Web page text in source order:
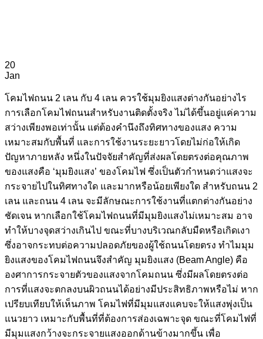
20
Jan
โคมไฟถนน 2 เลน กับ 4 เลน ควรใช้มุมยิงแสงต่างกันอย่างไร
การเลือกโคมไฟถนนสำหรับงานติดตั้งจริง ไม่ได้ขึ้นอยู่แค่ความ
สว่างเพียงพอเท่านั้น แต่ต้องคำนึงถึงทิศทางของแสง ความ
เหมาะสมกับพื้นที่ และการใช้งานระยะยาวโดยไม่ก่อให้เกิด
ปัญหาภายหลัง หนึ่งในปัจจัยสำคัญที่ส่งผลโดยตรงต่อคุณภาพ
ของแสงคือ ‘มุมยิงแสง’ ของโคมไฟ ซึ่งเป็นตัวกำหนดว่าแสงจะ
กระจายไปในทิศทางใด และมากหรือน้อยเพียงใด สำหรับถนน 2
เลน และถนน 4 เลน จะมีลักษณะการใช้งานที่แตกต่างกันอย่าง
ชัดเจน หากเลือกใช้โคมไฟถนนที่มีมุมยิงแสงไม่เหมาะสม อาจ
ทำให้บางจุดสว่างเกินไป ขณะที่บางบริเวณกลับมืดหรือเกิดเงา
ซึ่งอาจกระทบต่อความปลอดภัยของผู้ใช้ถนนโดยตรง ทำไมมุม
ยิงแสงของโคมไฟถนนจึงสำคัญ มุมยิงแสง (Beam Angle) คือ
องศาการกระจายตัวของแสงจากโคมถนน ซึ่งมีผลโดยตรงต่อ
การที่แสงจะตกลงบนผิวถนนได้อย่างมีประสิทธิภาพหรือไม่ หาก
เปรียบเทียบให้เห็นภาพ โคมไฟที่มีมุมแสงแคบจะให้แสงพุ่งเป็น
แนวยาว เหมาะกับพื้นที่ที่ต้องการส่องเฉพาะจุด ขณะที่โคมไฟที่
มีมุมแสงกว้างจะกระจายแสงออกด้านข้างมากขึ้น เพื่อ